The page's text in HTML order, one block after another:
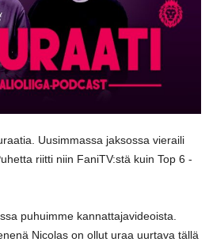
Uusimmassa jaksossa vieraili
riitti niin FaniTV:stä kuin Top 6 -
puhuimme kannattajavideoista.
Nicolas on ollut uraa uurtava tällä